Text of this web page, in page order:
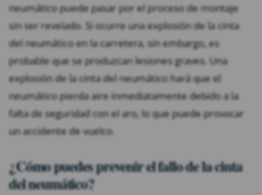
neumático puede pasar por el proceso de montaje
sin ser revelado. Si ocurre una explosión de la cinta
del neumático en la carretera, sin embargo, es
probable que se produzcan lesiones graves. Una
explosión de la cinta del neumático hará que el
neumático pierda aire inmediatamente debido a la
falta de seguridad con el aro, lo que puede provocar
un accidente de vuelco.
¿Cómo puedes prevenir el fallo de la cinta
del neumático?